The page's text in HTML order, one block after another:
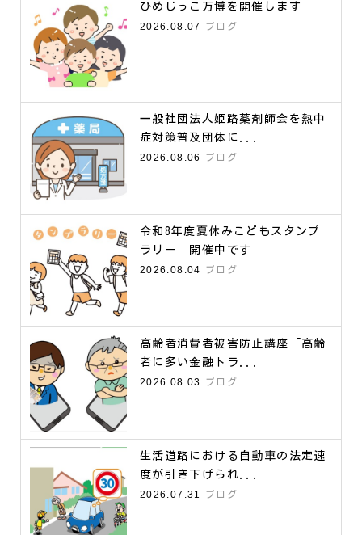
ひめじっこ万博を開催します
2026.08.07
ブログ
一般社団法人姫路薬剤師会を熱中
症対策普及団体に...
2026.08.06
ブログ
令和8年度夏休みこどもスタンプ
ラリー 開催中です
2026.08.04
ブログ
高齢者消費者被害防止講座「高齢
者に多い金融トラ...
2026.08.03
ブログ
生活道路における自動車の法定速
度が引き下げられ...
2026.07.31
ブログ